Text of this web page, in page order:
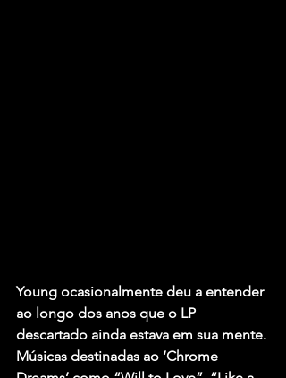
Young ocasionalmente deu a entender
ao longo dos anos que o LP
descartado ainda estava em sua mente.
Músicas destinadas ao ‘Chrome